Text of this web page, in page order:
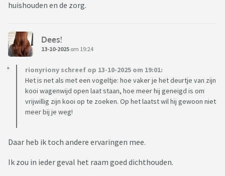
huishouden en de zorg.
Dees!
13-10-2025 om 19:24
rionyriony schreef op 13-10-2025 om 19:01:
Het is net als met een vogeltje: hoe vaker je het deurtje van zijn
kooi wagenwijd open laat staan, hoe meer hij geneigd is om
vrijwillig zijn kooi op te zoeken. Op het laatst wil hij gewoon niet
meer bij je weg!
Daar heb ik toch andere ervaringen mee.
Ik zou in ieder geval het raam goed dichthouden.